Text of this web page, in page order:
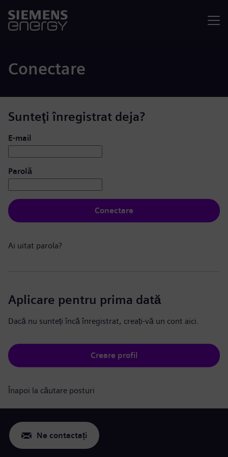
Conectare
Sunteţi înregistrat deja?
Conectare: utilizator și parolă
E-mail
Parolă
Conectare
Ai uitat parola?
Aplicare pentru prima dată
Dacă nu sunteți încă înregistrat, creați-vă un cont aici.
Creare profil
Înapoi la căutare posturi
Ne contactați